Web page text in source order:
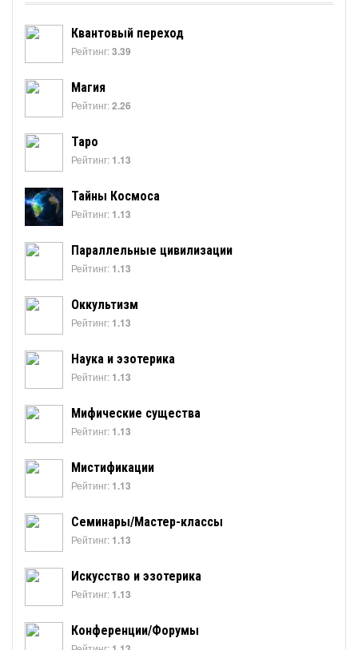
Квантовый переход
Рейтинг:3.39
Магия
Рейтинг:2.26
Таро
Рейтинг: 1.13
Тайны Космоса
Рейтинг: 1.13
Параллельные цивилизации
Рейтинг: 1.13
Оккультизм
Рейтинг: 1.13
Наука и эзотерика
Рейтинг: 1.13
Мифические существа
Рейтинг: 1.13
Мистификации
Рейтинг: 1.13
Семинары/Мастер-классы
Рейтинг: 1.13
Искусство и эзотерика
Рейтинг: 1.13
Конференции/Форумы